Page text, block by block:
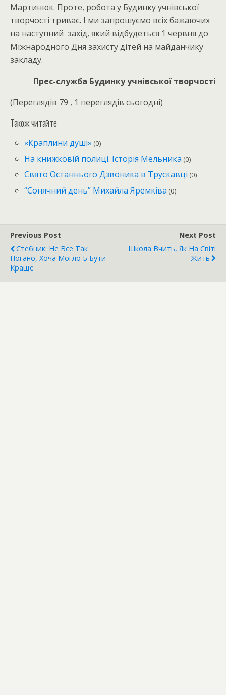
Мартинюк. Проте, робота у Будинку учнівської
творчості триває. І ми запрошуємо всіх бажаючих
на наступний захід, який відбудеться 1 червня до
Міжнародного Дня захисту дітей на майданчику
закладу.
Прес-служба Будинку учнівської творчості
(Переглядів 79 , 1 переглядів сьогодні)
Також читайте
«Краплини душі» (0)
На книжковій полиці. Історія Мельника (0)
Свято Останнього Дзвоника в Трускавці (0)
“Сонячний день” Михайла Яремківа (0)
Previous Post
Стебник: Не Все Так
Погано, Хоча Могло Б Бути
Краще
Next Post
Школа Вчить, Як На Світі
Жить